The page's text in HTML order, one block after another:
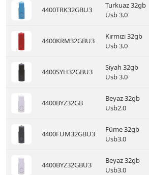
4400TRK32GBU3
Turkuaz 32gb
Usb 3.0
4400KRM32GBU3
Kırmızı 32gb
Usb 3.0
4400SYH32GBU3
Siyah 32gb
Usb 3.0
4400BYZ32GB
Beyaz 32gb
Usb2.0
4400FUM32GBU3
Füme 32gb
Usb3.0
4400BYZ32GBU3
Beyaz 32gb
Usb3.0